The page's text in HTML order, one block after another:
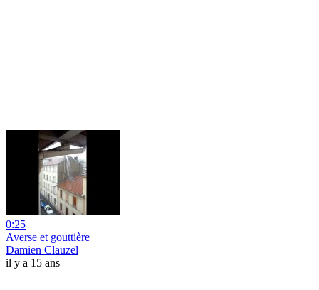
0:25
Averse et gouttière
Damien Clauzel
il y a 15 ans